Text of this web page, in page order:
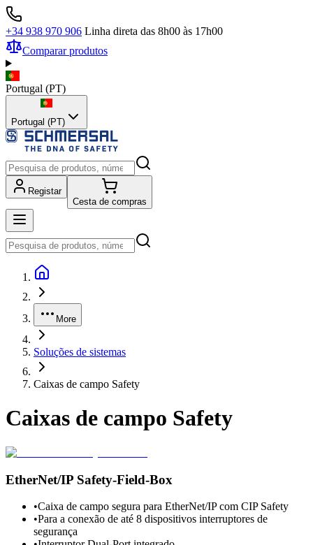
+34 938 970 906 Linha direta das 8h00 às 17h00
Comparar produtos
Portugal (PT)
Portugal (PT)
Registar
Cesta de compras
More
Soluções de sistemas
Caixas de campo Safety
Caixas de campo Safety
EtherNet/IP Safety-Field-Box
•Caixa de campo segura para EtherNet/IP com CIP Safety
•Para a conexão de até 8 dispositivos interruptores de
segurança